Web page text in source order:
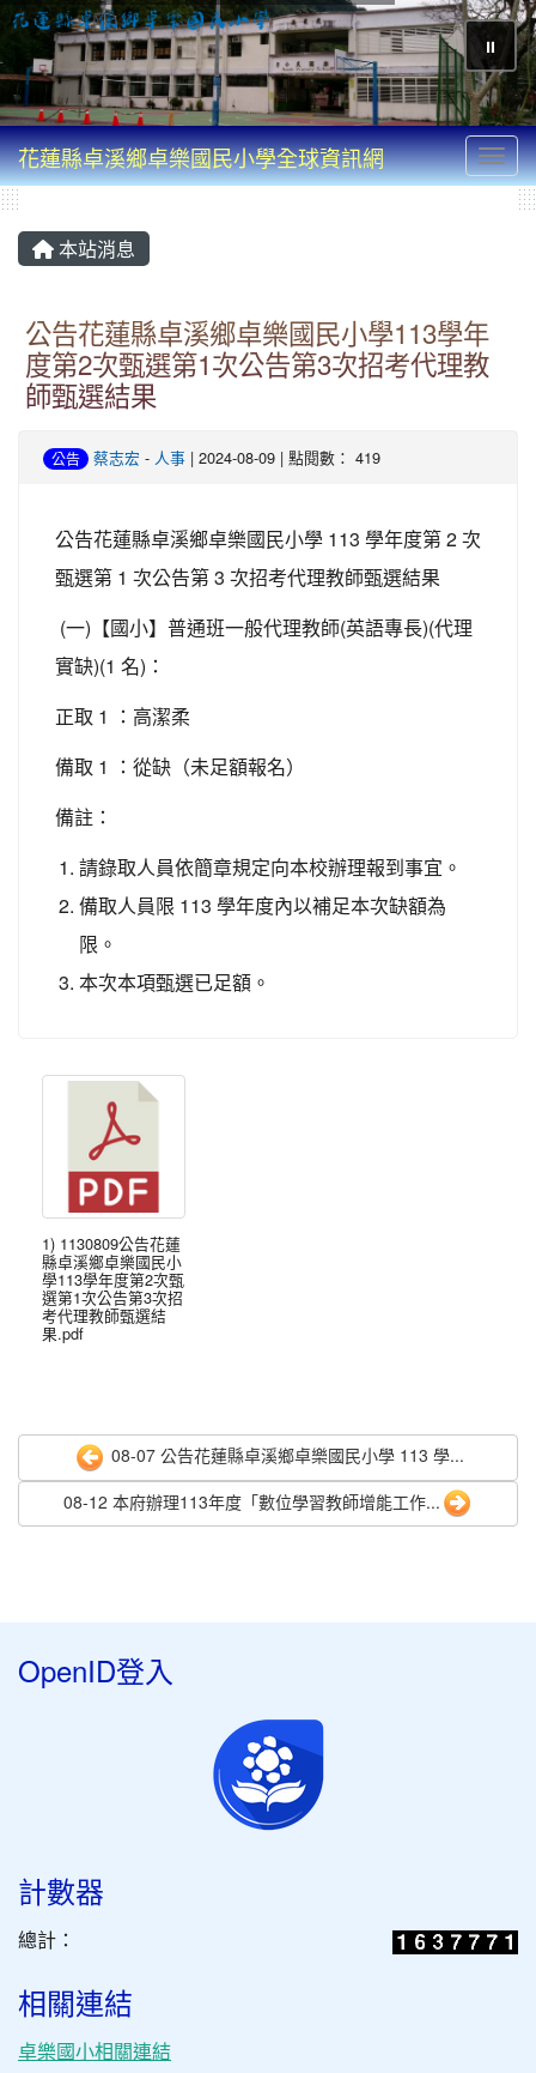
⏸
花蓮縣卓溪鄉卓樂國民小學全球資訊網
本站消息
公告花蓮縣卓溪鄉卓樂國民小學113學年
度第2次甄選第1次公告第3次招考代理教
師甄選結果
公告 蔡志宏 - 人事 | 2024-08-09 | 點閱數： 419
公告花蓮縣卓溪鄉卓樂國民小學 113 學年度第 2 次
甄選第 1 次公告第 3 次招考代理教師甄選結果
(一)【國小】普通班一般代理教師(英語專長)(代理
實缺)(1 名)：
正取 1 ：高潔柔
備取 1 ：從缺（未足額報名）
備註：
請錄取人員依簡章規定向本校辦理報到事宜。
備取人員限 113 學年度內以補足本次缺額為
限。
本次本項甄選已足額。
1) 1130809公告花蓮
縣卓溪鄉卓樂國民小
學113學年度第2次甄
選第1次公告第3次招
考代理教師甄選結
果.pdf
08-07 公告花蓮縣卓溪鄉卓樂國民小學 113 學...
08-12 本府辦理113年度「數位學習教師增能工作...
OpenID登入
計數器
總計：
相關連結
卓樂國小相關連結